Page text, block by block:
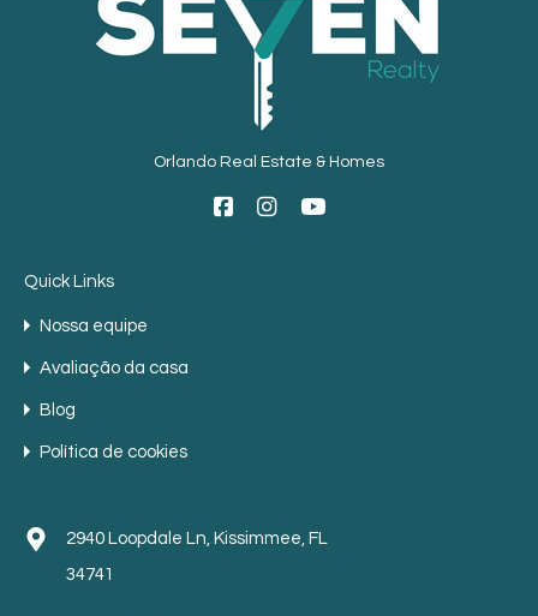
Orlando Real Estate & Homes
Quick Links
Nossa equipe
Avaliação da casa
Blog
Política de cookies
2940 Loopdale Ln, Kissimmee, FL
34741